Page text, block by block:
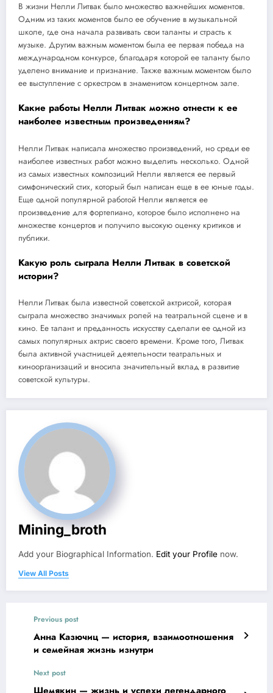
В жизни Нелли Литвак было множество важнейших моментов.
Одним из таких моментов было ее обучение в музыкальной
школе, где она начала развивать свои таланты и страсть к
музыке. Другим важным моментом была ее первая победа на
международном конкурсе, благодаря которой ее таланту было
уделено внимание и признание. Также важным моментом было
ее выступление с оркестром в знаменитом концертном зале.
Какие работы Нелли Литвак можно отнести к ее
наиболее известным произведениям?
Нелли Литвак написала множество произведений, но среди ее
наиболее известных работ можно выделить несколько. Одной
из самых известных композиций Нелли является ее первый
симфонический стих, который был написан еще в ее юные годы.
Еще одной популярной работой Нелли является ее
произведение для фортепиано, которое было исполнено на
множестве концертов и получило высокую оценку критиков и
публики.
Какую роль сыграла Нелли Литвак в советской
истории?
Нелли Литвак была известной советской актрисой, которая
сыграла множество значимых ролей на театральной сцене и в
кино. Ее талант и преданность искусству сделали ее одной из
самых популярных актрис своего времени. Кроме того, Литвак
была активной участницей деятельности театральных и
киноорганизаций и вносила значительный вклад в развитие
советской культуры.
Mining_broth
Add your Biographical Information. Edit your Profile now.
View All Posts
Previous post
Анна Казючиц — история, взаимоотношения
и семейная жизнь изнутри
Next post